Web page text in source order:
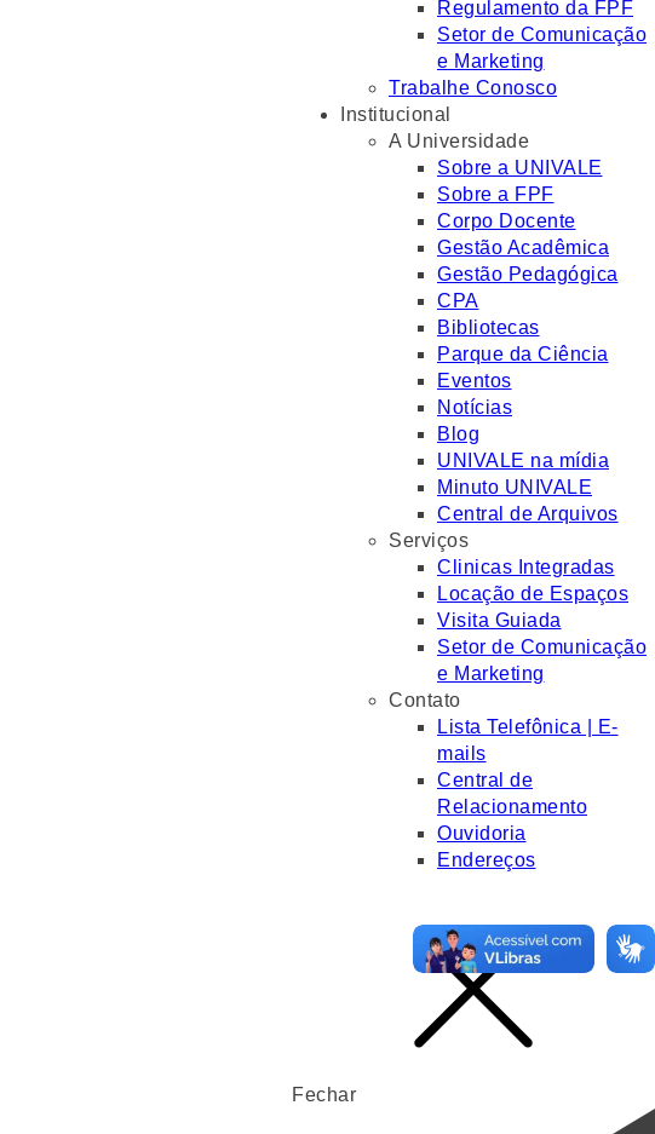
Regulamento da FPF
Setor de Comunicação
e Marketing
Trabalhe Conosco
Institucional
A Universidade
Sobre a UNIVALE
Sobre a FPF
Corpo Docente
Gestão Acadêmica
Gestão Pedagógica
CPA
Bibliotecas
Parque da Ciência
Eventos
Notícias
Blog
UNIVALE na mídia
Minuto UNIVALE
Central de Arquivos
Serviços
Clinicas Integradas
Locação de Espaços
Visita Guiada
Setor de Comunicação
e Marketing
Contato
Lista Telefônica | E-
mails
Central de
Relacionamento
Ouvidoria
Endereços
Fechar